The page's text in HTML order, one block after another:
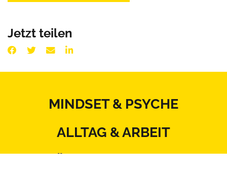
Jetzt teilen
MINDSET & PSYCHE
ALLTAG & ARBEIT